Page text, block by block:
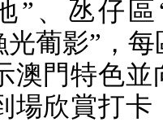
”、氹仔
光葡影”，
澳門特色並
場欣賞打卡